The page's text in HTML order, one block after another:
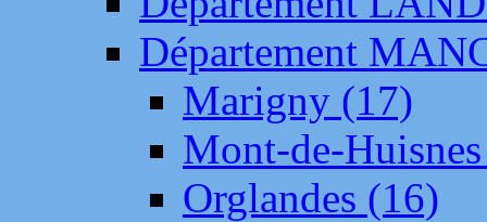
Département
Marigny (17)
Mont-de-
Orglandes (16)